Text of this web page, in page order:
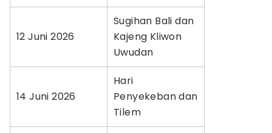
12 Juni 2026
Sugihan Bali dan
Kajeng Kliwon
Uwudan
14 Juni 2026
Hari
Penyekeban dan
Tilem